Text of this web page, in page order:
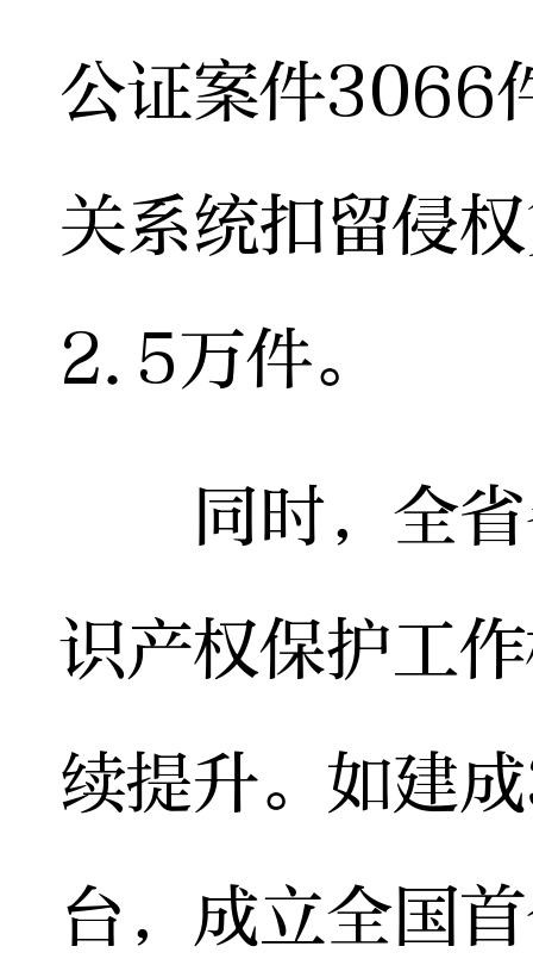
公证案件3066
关系统扣留侵
2.5万件。
同时，全省
识产权保护工
续提升。如建
台，成立全国